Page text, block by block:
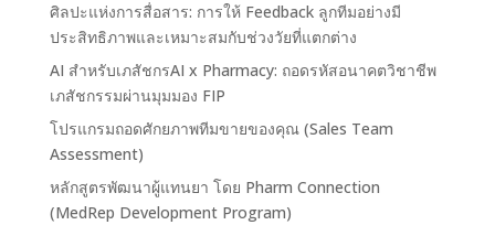
ศิลปะแห่งการสื่อสาร: การให้ Feedback ลูกทีมอย่างมี
ประสิทธิภาพและเหมาะสมกับช่วงวัยที่แตกต่าง
AI สำหรับเภสัชกรAI x Pharmacy: ถอดรหัสอนาคตวิชาชีพ
เภสัชกรรมผ่านมุมมอง FIP
โปรแกรมถอดศักยภาพทีมขายของคุณ (Sales Team
Assessment)
หลักสูตรพัฒนาผู้แทนยา โดย Pharm Connection
(MedRep Development Program)